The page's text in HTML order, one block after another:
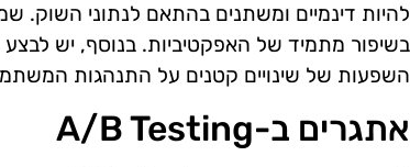
להיות דינמיים ומשתנים בהתאם לנתוני השוק.
בשיפור מתמיד של האפקטיביות. בנוסף, יש לבצע
השפעות של שינויים קטנים על התנהגות
אתגרים ב-A/B Testing